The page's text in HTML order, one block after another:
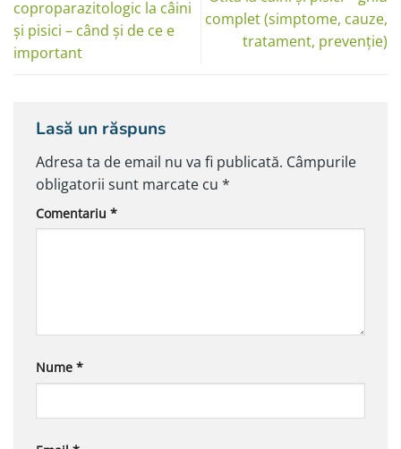
coproparazitologic la câini
și pisici – când și de ce e
important
complet (simptome, cauze,
tratament, prevenție)
Lasă un răspuns
Adresa ta de email nu va fi publicată. Câmpurile
obligatorii sunt marcate cu *
Comentariu *
Nume *